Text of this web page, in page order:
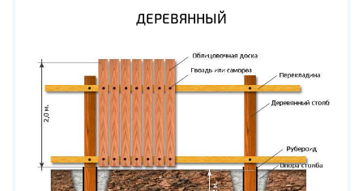
ДЕРЕВЯННЫЙ